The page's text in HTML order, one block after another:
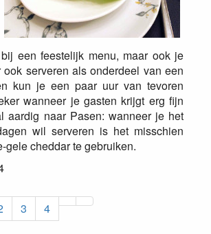
een feestelijk menu, maar ook je
ook serveren als onderdeel van een
kun je een paar uur van tevoren
wanneer je gasten krijgt erg fijn
aardig naar Pasen: wanneer je het
wil serveren is het misschien
gele cheddar te gebruiken.
3 4